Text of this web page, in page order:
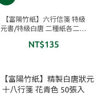
【富陽竹紙】六行信箋 特級
元書/特級白唐 二種紙各二色
NT$135